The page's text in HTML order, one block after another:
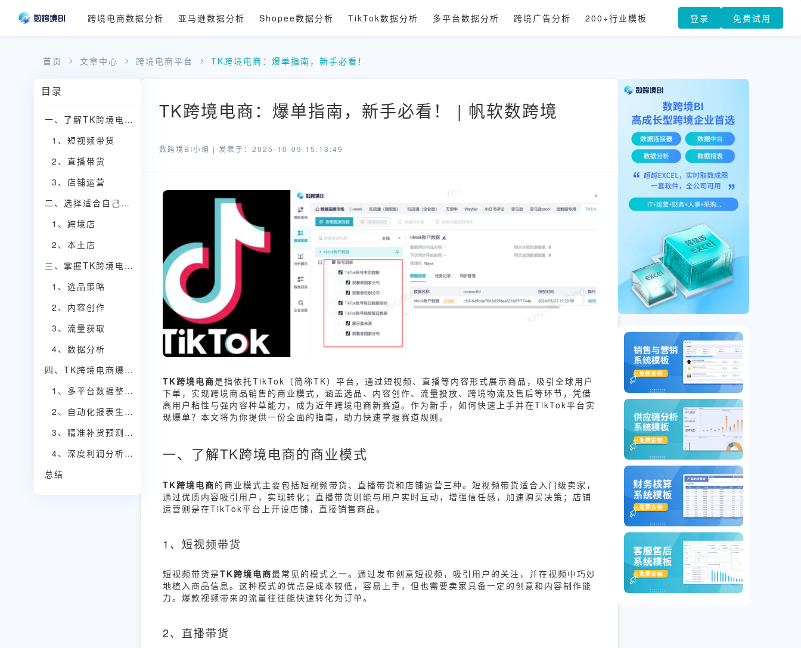
跨境电商数据分析 亚马逊数据分析 Shopee数据分析 TikTok数据分析 多平台数据分析 跨境广告分析 200+行业模板 登录 免费试用
首页 文章中心 跨境电商平台 TK跨境电商：爆单指南，新手必看！
目录
一、了解TK跨境电商的商业模式
1、短视频带货
2、直播带货
3、店铺运营
二、选择适合自己的店铺类型
1、跨境店
2、本土店
三、掌握TK跨境电商的核心运营技巧
1、选品策略
2、内容创作
3、流量获取
4、数据分析
四、TK跨境电商爆单利器：数跨境BI
1、多平台数据整合，打破数据孤岛
2、自动化报表生成，告别重复劳动
3、精准补货预测，降低库存风险
4、深度利润分析，提升盈利能力
总结
TK跨境电商：爆单指南，新手必看！ | 帆软数跨境
数跨境BI小编 | 发表于：2025-10-09 15:13:49
TK跨境电商是指依托TikTok（简称TK）平台，通过短视频、直播等内容形式展示商品，吸引全球用户
下单，实现跨境商品销售的商业模式，涵盖选品、内容创作、流量投放、跨境物流及售后等环节，凭借
高用户粘性与强内容种草能力，成为近年跨境电商新赛道。作为新手，如何快速上手并在TikTok平台实
现爆单？本文将为你提供一份全面的指南，助力快速掌握赛道规则。
一、了解TK跨境电商的商业模式
TK跨境电商的商业模式主要包括短视频带货、直播带货和店铺运营三种。短视频带货适合入门级卖家，
通过优质内容吸引用户，实现转化；直播带货则能与用户实时互动，增强信任感，加速购买决策；店铺
运营则是在TikTok平台上开设店铺，直接销售商品。
1、短视频带货
短视频带货是TK跨境电商最常见的模式之一。通过发布创意短视频，吸引用户的关注，并在视频中巧妙
地植入商品信息。这种模式的优点是成本较低，容易上手，但也需要卖家具备一定的创意和内容制作能
力。爆款视频带来的流量往往能快速转化为订单。
2、直播带货